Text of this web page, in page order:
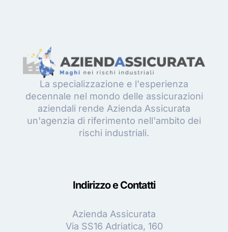
La specializzazione e l'esperienza
decennale nel mondo delle assicurazioni
aziendali rende Azienda Assicurata
un'agenzia di riferimento nell'ambito dei
rischi industriali.
Indirizzo e Contatti
Azienda Assicurata
Via SS16 Adriatica, 160